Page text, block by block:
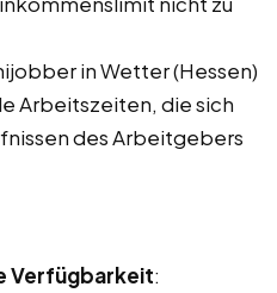
in Wetter (Hessen)
Arbeitszeiten, die sich
des Arbeitgebers
Verfügbarkeit: